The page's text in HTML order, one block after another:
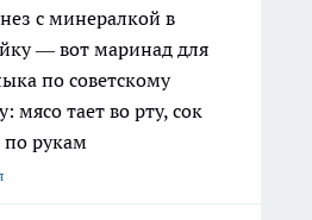
с минералкой в
— вот маринад для
по советскому
мясо тает во рту, сок
по рукам